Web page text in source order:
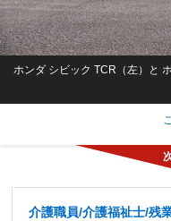
ホンダ シビック TCR（左）と
介護職員/介護福祉士/残